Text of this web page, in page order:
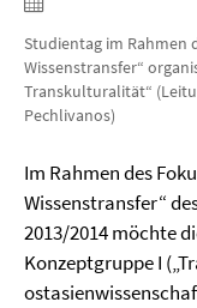
Studientag im Rahmen
Wissenstransfer“
Transkulturalität“
Pechlivanos)
Im Rahmen des
Wissenstransfer“
2013/2014 möchte
Konzeptgruppe I